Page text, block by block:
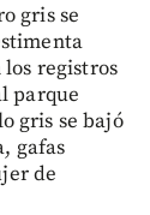
gris se
registros
parque
gris se bajó
gafas
de